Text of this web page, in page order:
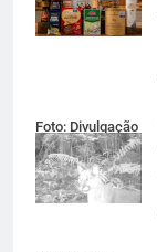
Foto: Divulgação